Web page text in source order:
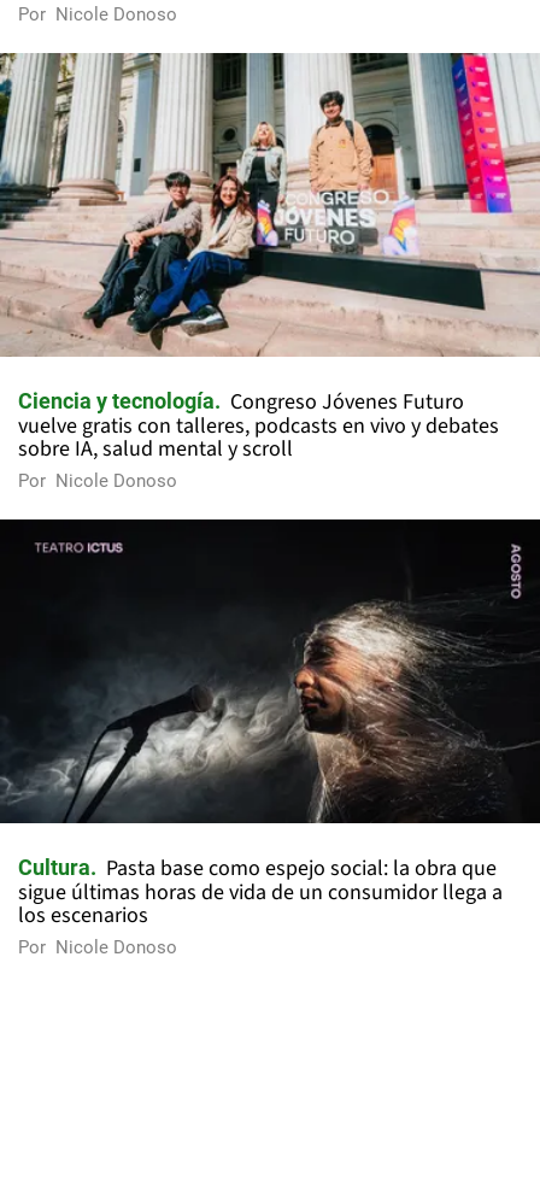
Por Nicole Donoso
Ciencia y tecnología
Congreso Jóvenes Futuro
vuelve gratis con talleres, podcasts en vivo y debates
sobre IA, salud mental y scroll
Por Nicole Donoso
Cultura
Pasta base como espejo social: la obra que
sigue últimas horas de vida de un consumidor llega a
los escenarios
Por Nicole Donoso